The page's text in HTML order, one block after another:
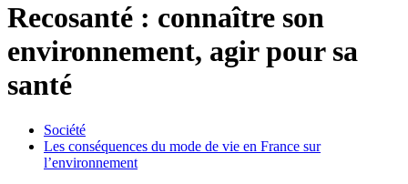
Recosanté : connaître son
environnement, agir pour sa
santé
Société
Les conséquences du mode de vie en France sur
l’environnement